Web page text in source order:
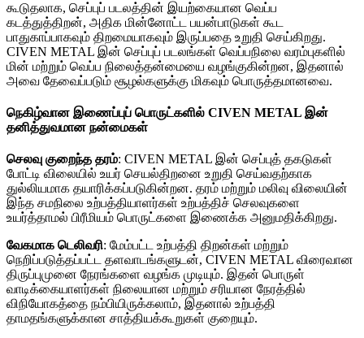
கூடுதலாக, செப்புப் படலத்தின் இயற்கையான வெப்ப
கடத்துத்திறன், அதிக மின்னோட்ட பயன்பாடுகள் கூட
பாதுகாப்பாகவும் திறமையாகவும் இருப்பதை உறுதி செய்கிறது.
CIVEN METAL இன் செப்புப் படலங்கள் வெப்பநிலை வரம்புகளில்
மின் மற்றும் வெப்ப நிலைத்தன்மையை வழங்குகின்றன, இதனால்
அவை தேவைப்படும் சூழல்களுக்கு மிகவும் பொருத்தமானவை.
நெகிழ்வான இணைப்புப் பொருட்களில் CIVEN METAL இன்
தனித்துவமான நன்மைகள்
செலவு குறைந்த தரம்: CIVEN METAL இன் செப்புத் தகடுகள்
போட்டி விலையில் உயர் செயல்திறனை உறுதி செய்வதற்காக
துல்லியமாக தயாரிக்கப்படுகின்றன. தரம் மற்றும் மலிவு விலையின்
இந்த சமநிலை உற்பத்தியாளர்கள் உற்பத்திச் செலவுகளை
உயர்த்தாமல் பிரீமியம் பொருட்களை இணைக்க அனுமதிக்கிறது.
வேகமாக டெலிவரி: மேம்பட்ட உற்பத்தி திறன்கள் மற்றும்
நெறிப்படுத்தப்பட்ட தளவாடங்களுடன், CIVEN METAL விரைவான
திருப்புமுனை நேரங்களை வழங்க முடியும். இதன் பொருள்
வாடிக்கையாளர்கள் நிலையான மற்றும் சரியான நேரத்தில்
விநியோகத்தை நம்பியிருக்கலாம், இதனால் உற்பத்தி
தாமதங்களுக்கான சாத்தியக்கூறுகள் குறையும்.